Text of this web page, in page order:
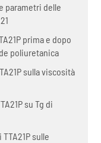
parametri delle
prima e dopo
poliuretanica
sulla viscosità
su Tg di
sulle